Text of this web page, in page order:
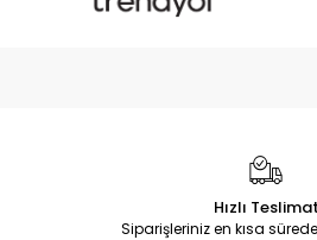
Hızlı Teslimat
Siparişleriniz en kısa